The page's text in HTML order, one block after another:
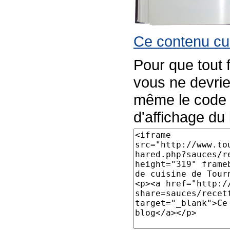
Ce contenu
Pour que tout
vous ne
même le
d'affichage du